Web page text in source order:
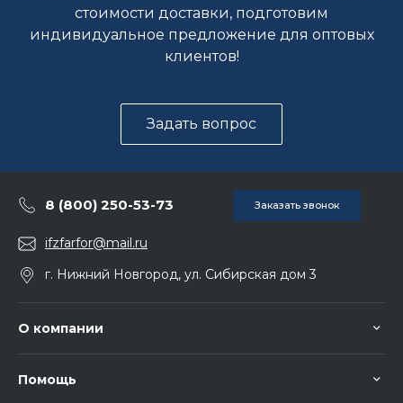
стоимости доставки, подготовим
индивидуальное предложение для оптовых
клиентов!
Задать вопрос
8 (800) 250-53-73 Заказать звонок
ifzfarfor@mail.ru
г. Нижний Новгород, ул. Сибирская дом 3
О компании
Помощь